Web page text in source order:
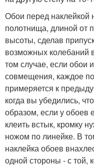
Обои перед наклейкой
полотнища, длиной от
высоты, сделав
возможных колебаний
том случае, если обои
совмещения, каждое
примеряется к
когда вы убедились,
образом, если у обоев
клеить встык, кромку
ножом по линейке. В
наклейка обоев
одной стороны - с той,